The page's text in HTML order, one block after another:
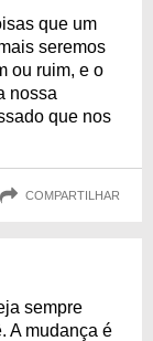
que um
seremos
ou ruim, e o
nossa
que nos
COMPARTILHAR
sempre
A mudança é